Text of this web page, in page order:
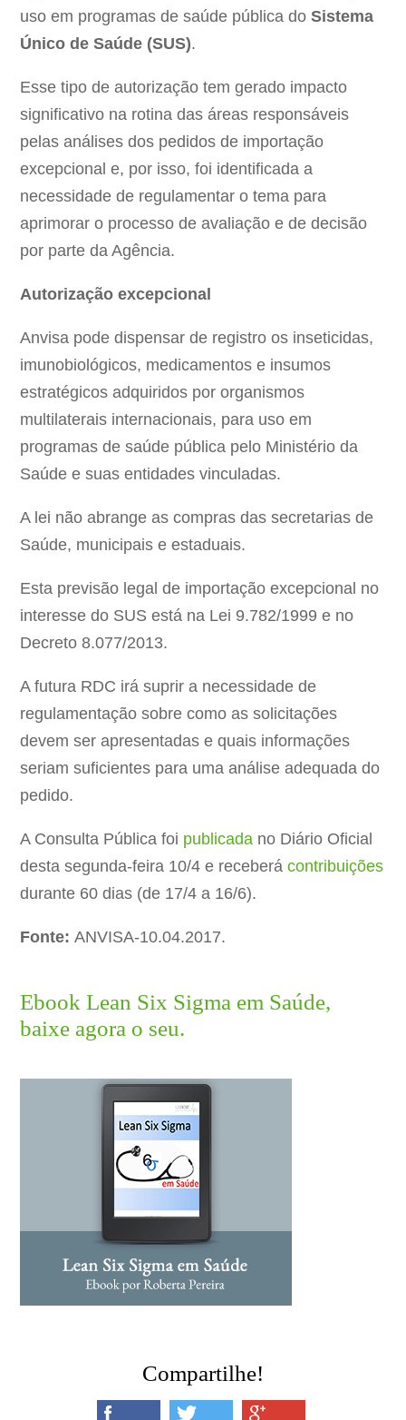
uso em programas de saúde pública doSistema
Único de Saúde (SUS).
Esse tipo de autorização tem gerado impacto
significativo na rotina das áreas responsáveis
pelas análises dos pedidos de importação
excepcional e, por isso, foi identificada a
necessidade de regulamentar o tema para
aprimorar o processo de avaliação e de decisão
por parte da Agência.
Autorização excepcional
Anvisa pode dispensar de registro os inseticidas,
imunobiológicos, medicamentos e insumos
estratégicos adquiridos por organismos
multilaterais internacionais, para uso em
programas de saúde pública pelo Ministério da
Saúde e suas entidades vinculadas.
A lei não abrange as compras das secretarias de
Saúde, municipais e estaduais.
Esta previsão legal de importação excepcional no
interesse do SUS está na Lei 9.782/1999 e no
Decreto 8.077/2013.
A futura RDC irá suprir a necessidade de
regulamentação sobre como as solicitações
devem ser apresentadas e quais informações
seriam suficientes para uma análise adequada do
pedido.
A Consulta Pública foi publicada no Diário Oficial
desta segunda-feira 10/4 e receberácontribuições
durante 60 dias (de 17/4 a 16/6).
Fonte:ANVISA-10.04.2017.
Ebook Lean Six Sigma em Saúde,
baixe agora o seu.
Compartilhe!